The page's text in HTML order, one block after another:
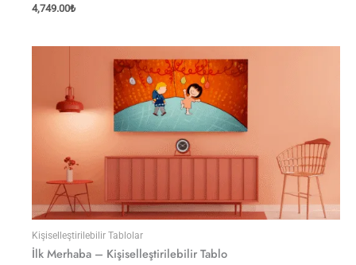
4,749.00₺
Kişiselleştirilebilir Tablolar
İlk Merhaba – Kişiselleştirilebilir Tablo